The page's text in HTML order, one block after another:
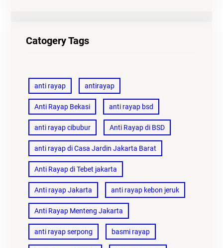
Catogery Tags
anti rayap antirayap
Anti Rayap Bekasi anti rayap bsd
anti rayap cibubur Anti Rayap di BSD
anti rayap di Casa Jardin Jakarta Barat
Anti Rayap di Tebet jakarta
Anti rayap Jakarta anti rayap kebon jeruk
Anti Rayap Menteng Jakarta
anti rayap serpong basmi rayap